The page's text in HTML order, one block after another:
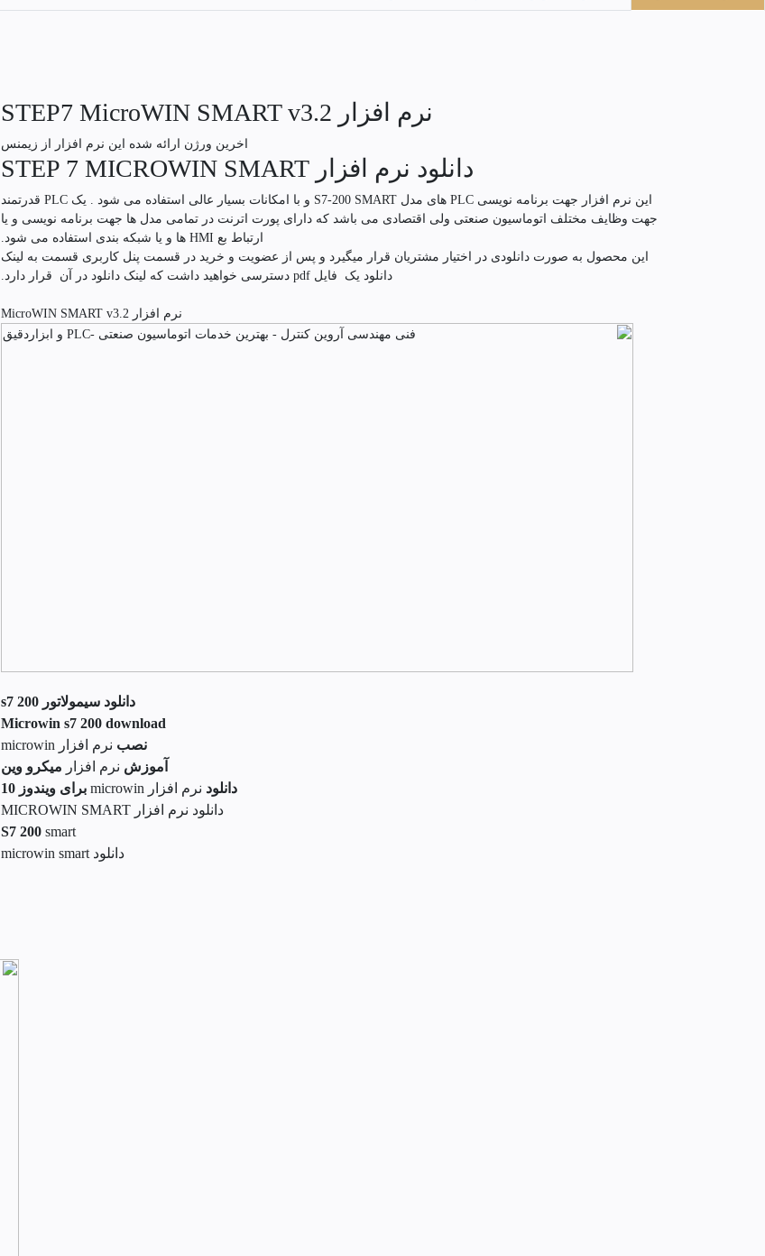
نرم افزار STEP7 MicroWIN SMART v3.2
اخرین ورژن ارائه شده این نرم افزار از زیمنس
دانلود نرم افزار STEP 7 MICROWIN SMART
این نرم افزار جهت برنامه نویسی PLC های مدل S7-200 SMART و با امکانات بسیار عالی استفاده می شود . یک PLC قدرتمند
جهت وظایف مختلف اتوماسیون صنعتی ولی اقتصادی می باشد که دارای پورت اترنت در تمامی مدل ها جهت برنامه نویسی و یا
ارتباط بع HMI ها و یا شبکه بندی استفاده می شود.
این محصول به صورت دانلودی در اختیار مشتریان قرار میگیرد و پس از عضویت و خرید در قسمت پنل کاربری قسمت به لینک
دانلود یک فایل pdf دسترسی خواهید داشت که لینک دانلود در آن قرار دارد.
نرم افزار MicroWIN SMART v3.2
دانلود سیمولاتور s7 200
Microwin s7 200 download
نصب نرم افزار microwin
آموزش نرم افزار میکرو وین
دانلود نرم افزار microwin
برای ویندوز 10
دانلود نرم افزار MICROWIN SMART
S7 200 smart
دانلود microwin smart